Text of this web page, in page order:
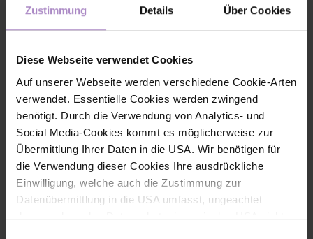
Zustimmung Details Über Cookies
Diese Webseite verwendet Cookies
Auf unserer Webseite werden verschiedene Cookie-Arten
verwendet. Essentielle Cookies werden zwingend
benötigt. Durch die Verwendung von Analytics- und
Social Media-Cookies kommt es möglicherweise zur
Übermittlung Ihrer Daten in die USA. Wir benötigen für
die Verwendung dieser Cookies Ihre ausdrückliche
Einwilligung, welche auch die Zustimmung zur
Datenübermittlung in die USA umfasst, ungeachtet
dessen, dass das Datenschutzniveau in den USA nicht
KI-KompassLab: Qualifizierung für die strategische Nutzung
von KIDas KI-KompassLab unterstützt Vorarlberger KMU dabei,
Künstliche Intelligenz strategisch und verantwortungsvoll
einzusetzen. Gemeinsam werden KI-Kompetenzen aufgebaut
und nachhaltige KI-Strategien für die digitale Zukunft entwickelt.
#laufende Projekte DBT